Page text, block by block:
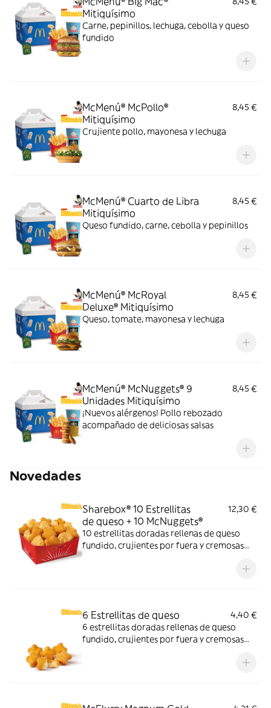
Mitiquísimo
Carne, pepinillos, lechuga, cebolla y queso
fundido
McMenú® McPollo®
Mitiquísimo
8,45 €
Crujiente pollo, mayonesa y lechuga
McMenú® Cuarto de Libra
Mitiquísimo
8,45 €
Queso fundido, carne, cebolla y pepinillos
McMenú® McRoyal
Deluxe® Mitiquísimo
8,45 €
Queso, tomate, mayonesa y lechuga
McMenú® McNuggets® 9
Unidades Mitiquísimo
8,45 €
¡Nuevos alérgenos! Pollo rebozado
acompañado de deliciosas salsas
Novedades
Sharebox® 10 Estrellitas
de queso + 10 McNuggets®
12,30 €
10 estrellitas doradas rellenas de queso
fundido, crujientes por fuera y cremosas
6 Estrellitas de queso
4,40 €
6 estrellitas doradas rellenas de queso
fundido, crujientes por fuera y cremosas